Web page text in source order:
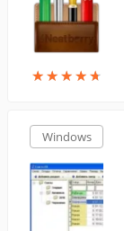
★★★★★
★★★★★
Windows